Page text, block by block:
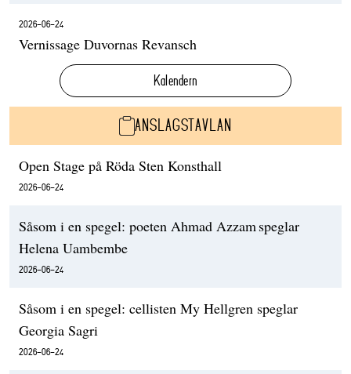
2026-06-24
Vernissage Duvornas Revansch
Kalendern
ANSLAGSTAVLAN
Open Stage på Röda Sten Konsthall
2026-06-24
Såsom i en spegel: poeten Ahmad Azzam speglar
Helena Uambembe
2026-06-24
Såsom i en spegel: cellisten My Hellgren speglar
Georgia Sagri
2026-06-24